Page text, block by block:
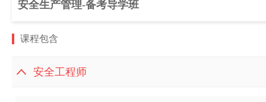
安全生产管理-备考导学班
课程包含
安全工程师